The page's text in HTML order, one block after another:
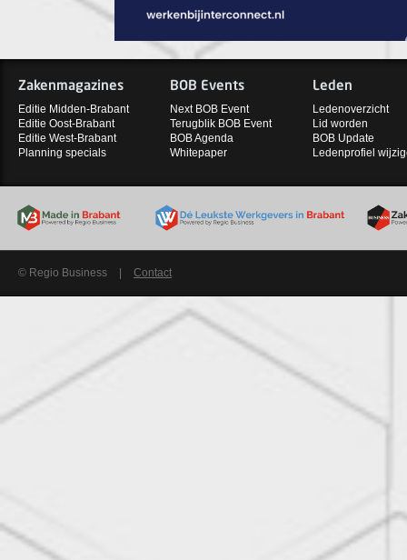
Zakenmagazines
Editie Midden-Brabant
Editie Oost-Brabant
Editie West-Brabant
Planning specials
BOB Events
Next BOB Event
Terugblik BOB Event
BOB Agenda
Whitepaper
Leden
Ledenoverzicht
Lid worden
BOB Update
Ledenprofiel
© Regio Business Contact